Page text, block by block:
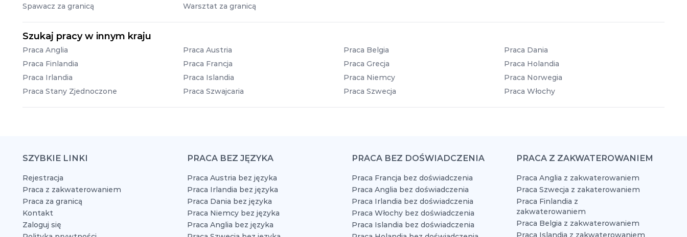
Spawacz za granicą
Warsztat za granicą
Szukaj pracy w innym kraju
Praca Anglia Praca Austria Praca Belgia
Praca Dania
Praca Finlandia
Praca Francja Praca Grecja
Praca Holandia
Praca Irlandia
Praca Islandia Praca Niemcy
Praca Norwegia
Praca Stany Zjednoczone
Praca Szwajcaria Praca Szwecja Praca Włochy
SZYBKIE LINKI
Rejestracja
Praca z zakwaterowaniem
Praca za granicą
Kontakt
Zaloguj się
PRACA BEZ JĘZYKA
Praca Austria bez języka
Praca Irlandia bez języka
Praca Dania bez języka
Praca Niemcy bez języka
Praca Anglia bez języka
PRACA BEZ DOŚWIADCZENIA
Praca Francja bez doświadczenia
Praca Anglia bez doświadczenia
Praca Irlandia bez doświadczenia
Praca Włochy bez doświadczenia
Praca Islandia bez doświadczenia
PRACA Z ZAKWATEROWANIEM
Praca Anglia z zakwaterowaniem
Praca Szwecja z zakaterowaniem
Praca Finlandia z
zakwaterowaniem
Praca Belgia z zakwaterowaniem
Praca Islandia z zakwaterowaniem